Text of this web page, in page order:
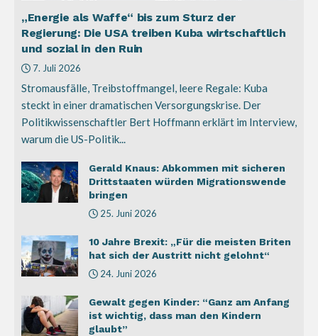
„Energie als Waffe“ bis zum Sturz der
Regierung: Die USA treiben Kuba wirtschaftlich
und sozial in den Ruin
7. Juli 2026
Stromausfälle, Treibstoffmangel, leere Regale: Kuba
steckt in einer dramatischen Versorgungskrise. Der
Politikwissenschaftler Bert Hoffmann erklärt im Interview,
warum die US-Politik...
Gerald Knaus: Abkommen mit sicheren
Drittstaaten würden Migrationswende
bringen
25. Juni 2026
10 Jahre Brexit: „Für die meisten Briten
hat sich der Austritt nicht gelohnt“
24. Juni 2026
Gewalt gegen Kinder: “Ganz am Anfang
ist wichtig, dass man den Kindern
glaubt”